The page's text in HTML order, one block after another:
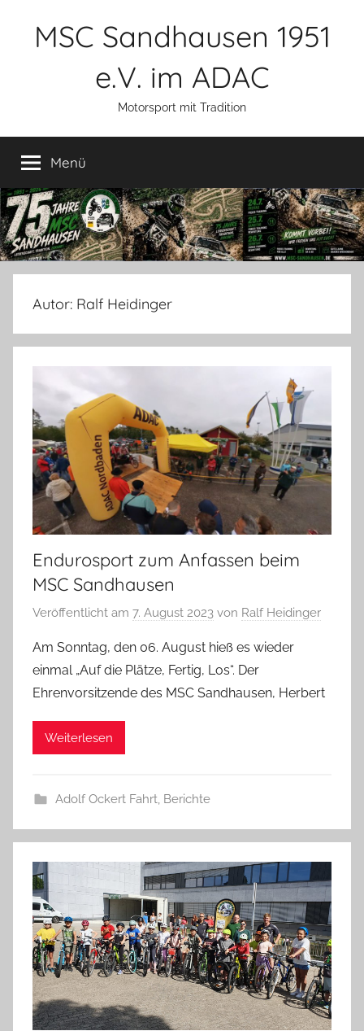
MSC Sandhausen 1951
e.V. im ADAC
Motorsport mit Tradition
Menü
Autor: Ralf Heidinger
Endurosport zum Anfassen beim
MSC Sandhausen
Veröffentlicht am 7. August 2023 von Ralf Heidinger
Am Sonntag, den 06. August hieß es wieder
einmal „Auf die Plätze, Fertig, Los“. Der
Ehrenvorsitzende des MSC Sandhausen, Herbert
Weiterlesen
Adolf Ockert Fahrt, Berichte